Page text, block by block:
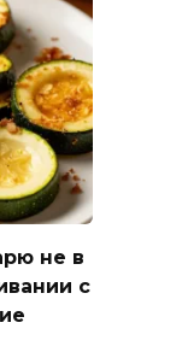
не в
с